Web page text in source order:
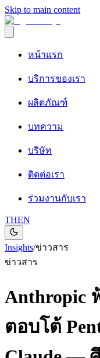
Skip to main content
หน้าแรก
บริการของเรา
ผลิตภัณฑ์
บทความ
บริษัท
ติดต่อเรา
ร่วมงานกับเรา
THEN
Insights/ข่าวสาร
ข่าวสาร
Anthropic
ตอบโต้